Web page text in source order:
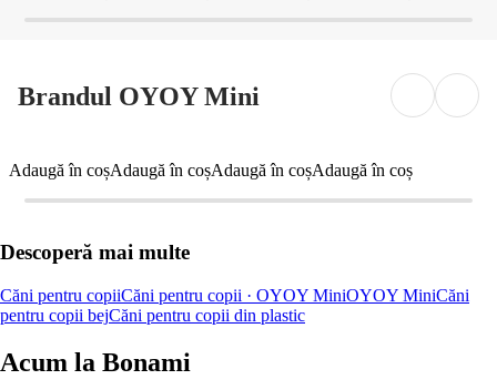
Brandul OYOY Mini
Adaugă în coșAdaugă în coșAdaugă în coșAdaugă în coș
Descoperă mai multe
Căni pentru copiiCăni pentru copii · OYOY MiniOYOY MiniCăni
pentru copii bejCăni pentru copii din plastic
Acum la Bonami